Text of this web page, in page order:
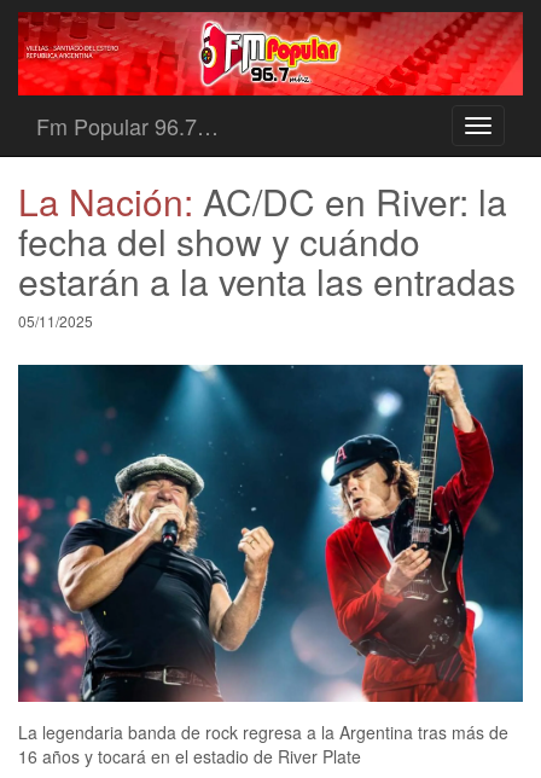
Toggle
Fm Popular 96.7…
La Nación: AC/DC en River: la
fecha del show y cuándo
estarán a la venta las entradas
05/11/2025
La legendaria banda de rock regresa a la Argentina tras más de
16 años y tocará en el estadio de River Plate